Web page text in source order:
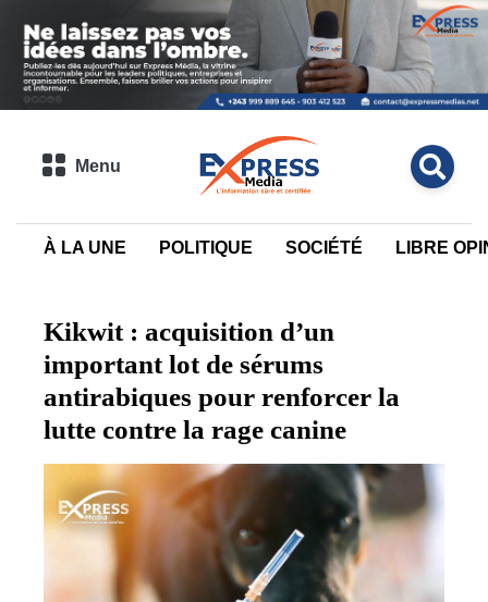
Menu
À LA UNE POLITIQUE SOCIÉTÉ LIBRE
Kikwit : acquisition d’un
important lot de sérums
antirabiques pour renforcer la
lutte contre la rage canine